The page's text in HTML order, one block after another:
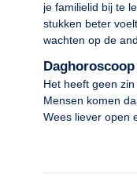
je familielid bij te
stukken beter
wachten op de
Het heeft geen
Mensen komen
Wees liever open